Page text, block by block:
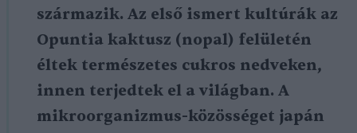
származik. Az első ismert kultúrák az
Opuntia kaktusz (nopal) felületén
éltek természetes cukros nedveken,
innen terjedtek el a világban. A
mikroorganizmus-közösséget japán